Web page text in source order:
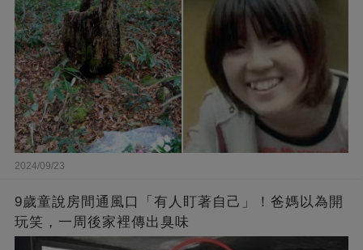
2024/09/23
9歲童說房間通風口「有人盯著自己」！爸媽以為開
玩笑，一周後家裡傳出臭味